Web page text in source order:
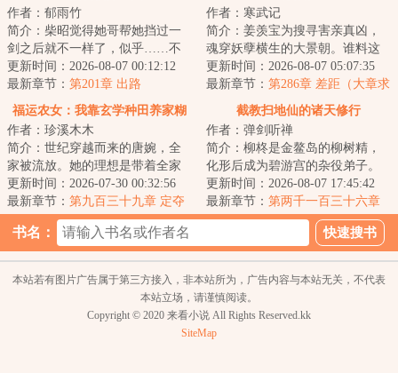
作者：郁雨竹
简介：柴昭觉得她哥帮她挡过一
剑之后就不一样了，似乎……不
是他了。他总会说些郑先生都没
听过的，她听起...
更新时间：2026-08-07 00:12:12
最新章节： 第201章 出路
作者：寒武记
简介：姜羡宝为搜寻害亲真凶，
魂穿妖孽横生的大景朝。谁料这
里破案，不看证据，只靠卦师！
这不巧了嘛？！...
更新时间：2026-08-07 05:07:35
最新章节： 第286章 差距（大章求
月票）
福运农女：我靠玄学种田养家糊
作者：珍溪木木
简介：世纪穿越而来的唐婉，全
家被流放。她的理想是带着全家
去致富，从此山高水长，远离朝
堂恩怨。只是理...
更新时间：2026-07-30 00:32:56
最新章节： 第九百三十九章 定夺
截教扫地仙的诸天修行
作者：弹剑听禅
简介：柳柊是金鳌岛的柳树精，
化形后成为碧游宫的杂役弟子。
实际上，柳柊是杨眉大仙的后
裔，具有变异的时...
更新时间：2026-08-07 17:45:42
最新章节： 第两千一百三十六章
神仙炮灰11
书名：
本站若有图片广告属于第三方接入，非本站所为，广告内容与本站无关，不代表
本站立场，请谨慎阅读。
Copyright © 2020 来看小说 All Rights Reserved.kk
SiteMap